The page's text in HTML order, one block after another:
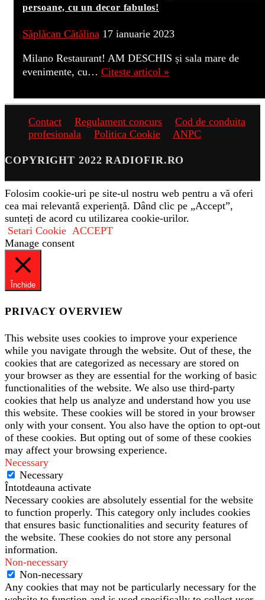
persoane, cu un decor fabulos!
Săplăcan Cătălina 17 ianuarie 2023
Milano Restaurant! AM DESCHIS și sala mare de
evenimente, cu… Citeste articol »
Contact Regulament concurs
Cod de conduita
profesionala
Politica Cookie ANPC
COPYRIGHT 2022 RADIOFIR.RO
Folosim cookie-uri pe site-ul nostru web pentru a vă oferi
cea mai relevantă experiență. Dând clic pe „Accept”,
sunteți de acord cu utilizarea cookie-urilor.
Setari Cookie ACCEPT
Manage consent
Închide
PRIVACY OVERVIEW
This website uses cookies to improve your experience
while you navigate through the website. Out of these, the
cookies that are categorized as necessary are stored on
your browser as they are essential for the working of basic
functionalities of the website. We also use third-party
cookies that help us analyze and understand how you use
this website. These cookies will be stored in your browser
only with your consent. You also have the option to opt-out
of these cookies. But opting out of some of these cookies
may affect your browsing experience.
Necessary
Necessary
Întotdeauna activate
Necessary cookies are absolutely essential for the website
to function properly. This category only includes cookies
that ensures basic functionalities and security features of
the website. These cookies do not store any personal
information.
Non-necessary
Non-necessary
Any cookies that may not be particularly necessary for the